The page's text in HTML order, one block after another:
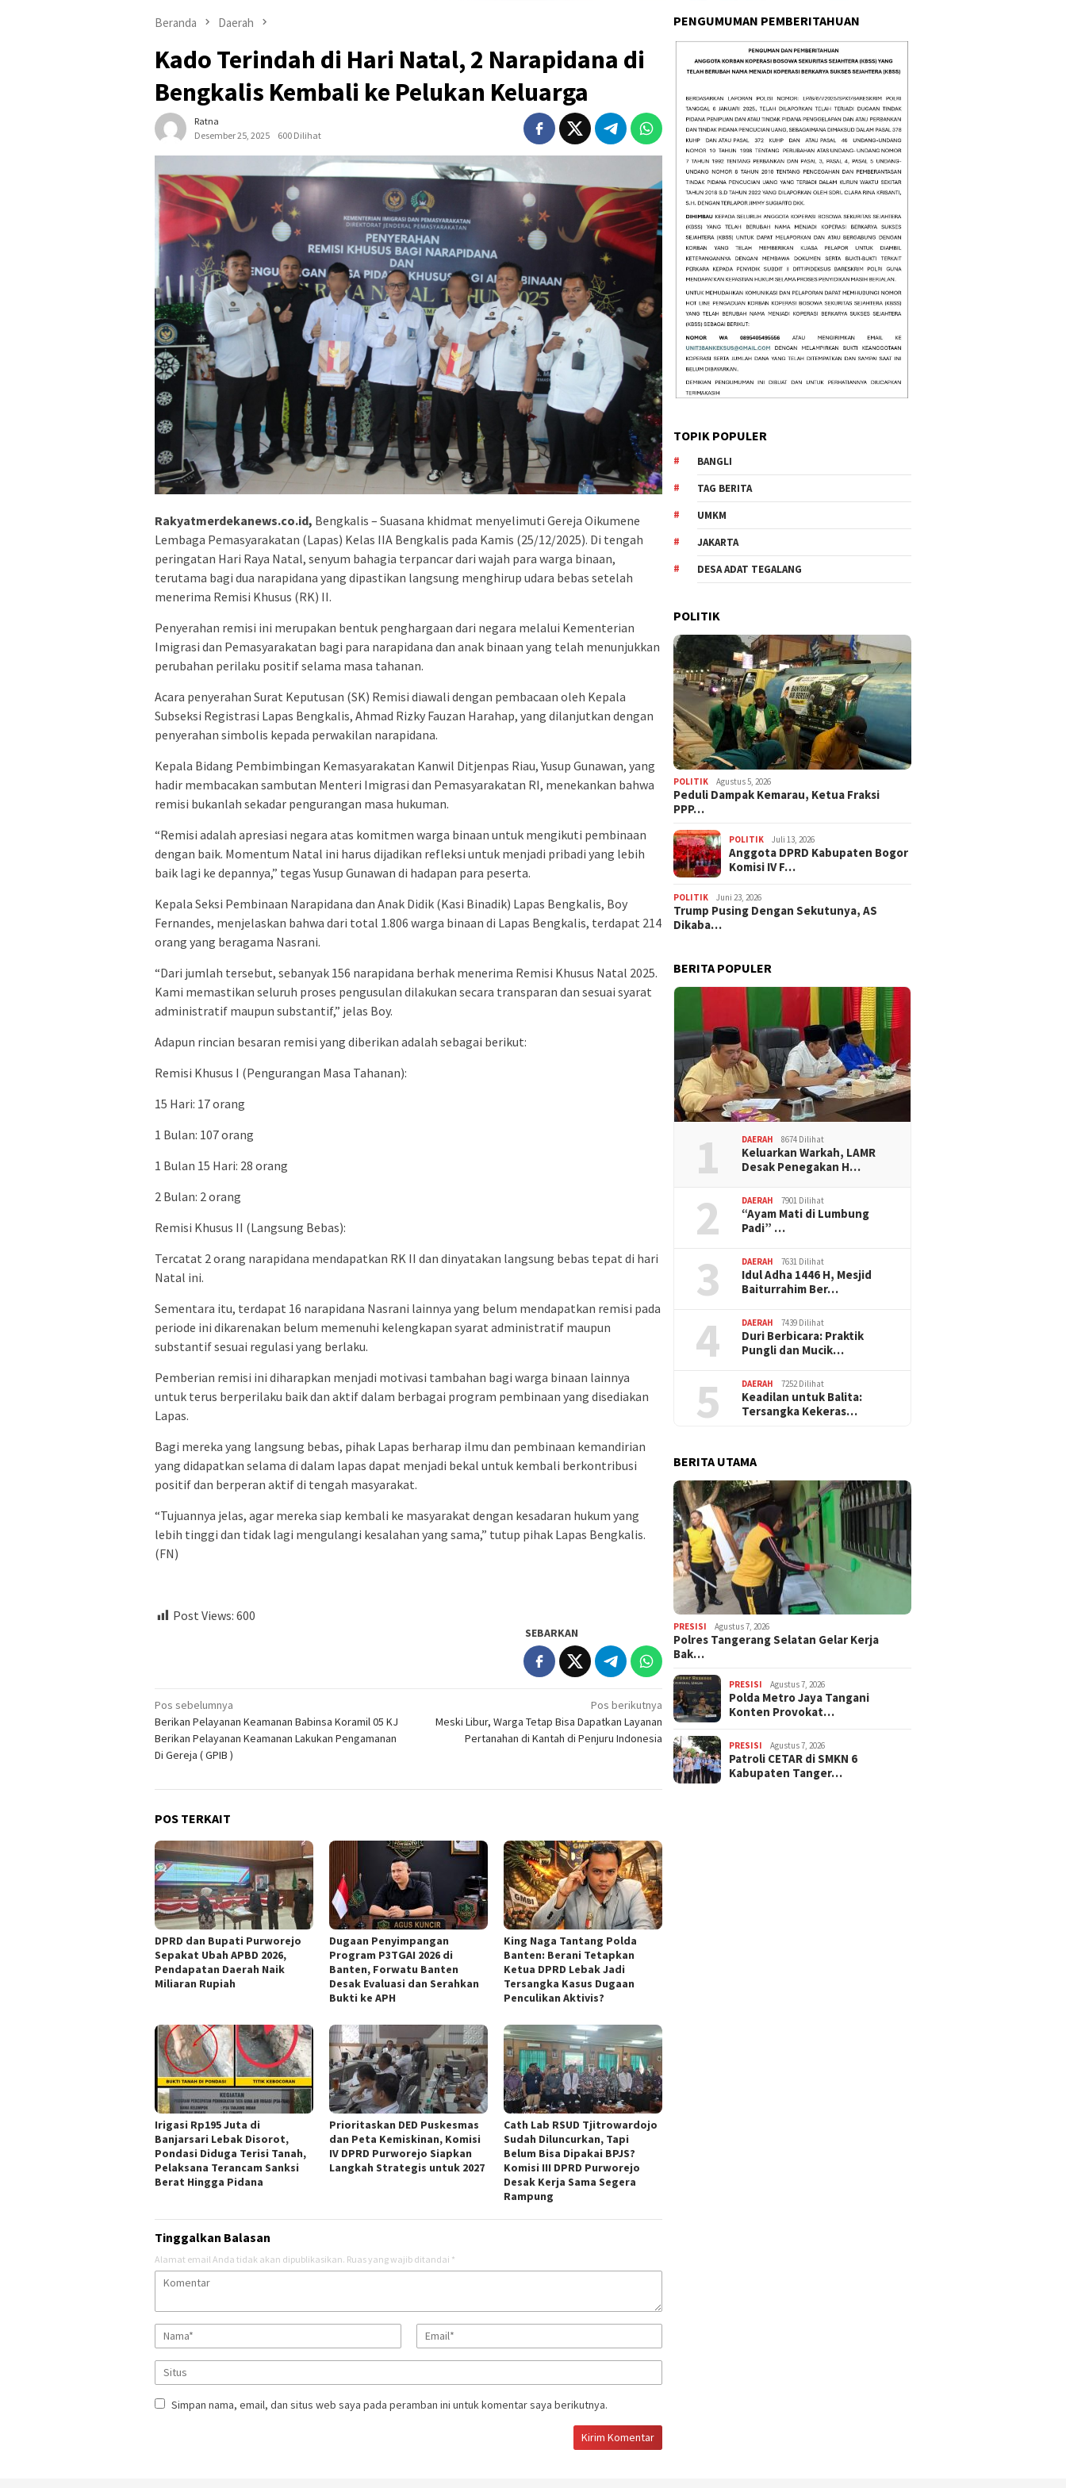
Beranda Daerah
Kado Terindah di Hari Natal, 2 Narapidana di
Bengkalis Kembali ke Pelukan Keluarga
Ratna
Desember 25, 2025
600 Dilihat
Rakyatmerdekanews.co.id, Bengkalis – Suasana khidmat menyelimuti Gereja Oikumene
Lembaga Pemasyarakatan (Lapas) Kelas IIA Bengkalis pada Kamis (25/12/2025). Di tengah
peringatan Hari Raya Natal, senyum bahagia terpancar dari wajah para warga binaan,
terutama bagi dua narapidana yang dipastikan langsung menghirup udara bebas setelah
menerima Remisi Khusus (RK) II.
Penyerahan remisi ini merupakan bentuk penghargaan dari negara melalui Kementerian
Imigrasi dan Pemasyarakatan bagi para narapidana dan anak binaan yang telah menunjukkan
perubahan perilaku positif selama masa tahanan.
Acara penyerahan Surat Keputusan (SK) Remisi diawali dengan pembacaan oleh Kepala
Subseksi Registrasi Lapas Bengkalis, Ahmad Rizky Fauzan Harahap, yang dilanjutkan dengan
penyerahan simbolis kepada perwakilan narapidana.
Kepala Bidang Pembimbingan Kemasyarakatan Kanwil Ditjenpas Riau, Yusup Gunawan, yang
hadir membacakan sambutan Menteri Imigrasi dan Pemasyarakatan RI, menekankan bahwa
remisi bukanlah sekadar pengurangan masa hukuman.
“Remisi adalah apresiasi negara atas komitmen warga binaan untuk mengikuti pembinaan
dengan baik. Momentum Natal ini harus dijadikan refleksi untuk menjadi pribadi yang lebih
baik lagi ke depannya,” tegas Yusup Gunawan di hadapan para peserta.
Kepala Seksi Pembinaan Narapidana dan Anak Didik (Kasi Binadik) Lapas Bengkalis, Boy
Fernandes, menjelaskan bahwa dari total 1.806 warga binaan di Lapas Bengkalis, terdapat 214
orang yang beragama Nasrani.
“Dari jumlah tersebut, sebanyak 156 narapidana berhak menerima Remisi Khusus Natal 2025.
Kami memastikan seluruh proses pengusulan dilakukan secara transparan dan sesuai syarat
administratif maupun substantif,” jelas Boy.
Adapun rincian besaran remisi yang diberikan adalah sebagai berikut:
Remisi Khusus I (Pengurangan Masa Tahanan):
15 Hari: 17 orang
1 Bulan: 107 orang
1 Bulan 15 Hari: 28 orang
2 Bulan: 2 orang
Remisi Khusus II (Langsung Bebas):
Tercatat 2 orang narapidana mendapatkan RK II dan dinyatakan langsung bebas tepat di hari
Natal ini.
Sementara itu, terdapat 16 narapidana Nasrani lainnya yang belum mendapatkan remisi pada
periode ini dikarenakan belum memenuhi kelengkapan syarat administratif maupun
substantif sesuai regulasi yang berlaku.
Pemberian remisi ini diharapkan menjadi motivasi tambahan bagi warga binaan lainnya
untuk terus berperilaku baik dan aktif dalam berbagai program pembinaan yang disediakan
Lapas.
Bagi mereka yang langsung bebas, pihak Lapas berharap ilmu dan pembinaan kemandirian
yang didapatkan selama di dalam lapas dapat menjadi bekal untuk kembali berkontribusi
positif dan berperan aktif di tengah masyarakat.
“Tujuannya jelas, agar mereka siap kembali ke masyarakat dengan kesadaran hukum yang
lebih tinggi dan tidak lagi mengulangi kesalahan yang sama,” tutup pihak Lapas Bengkalis.
(FN)
Post Views: 600
SEBARKAN
Navigasi
pos
Pos sebelumnya
Berikan Pelayanan Keamanan Babinsa Koramil 05 KJ
Berikan Pelayanan Keamanan Lakukan Pengamanan
Di Gereja ( GPIB )
Pos berikutnya
Meski Libur, Warga Tetap Bisa Dapatkan Layanan
Pertanahan di Kantah di Penjuru Indonesia
POS TERKAIT
DPRD dan Bupati Purworejo
Sepakat Ubah APBD 2026,
Pendapatan Daerah Naik
Miliaran Rupiah ‎
Dugaan Penyimpangan
Program P3TGAI 2026 di
Banten, Forwatu Banten
Desak Evaluasi dan Serahkan
Bukti ke APH
‎King Naga Tantang Polda
Banten: Berani Tetapkan
Ketua DPRD Lebak Jadi
Tersangka Kasus Dugaan
Penculikan Aktivis? ‎
Irigasi Rp195 Juta di
Banjarsari Lebak Disorot,
Pondasi Diduga Terisi Tanah,
Pelaksana Terancam Sanksi
Berat Hingga Pidana
‎Prioritaskan DED Puskesmas
dan Peta Kemiskinan, Komisi
IV DPRD Purworejo Siapkan
Langkah Strategis untuk 2027 ‎
‎Cath Lab RSUD Tjitrowardojo
Sudah Diluncurkan, Tapi
Belum Bisa Dipakai BPJS?
Komisi III DPRD Purworejo
Desak Kerja Sama Segera
Rampung
Tinggalkan Balasan
Alamat email Anda tidak akan dipublikasikan. Ruas yang wajib ditandai *
Simpan nama, email, dan situs web saya pada peramban ini untuk komentar saya berikutnya.
PENGUMUMAN PEMBERITAHUAN
TOPIK POPULER
BANGLI
TAG BERITA
UMKM
JAKARTA
DESA ADAT TEGALANG
POLITIK
POLITIK Agustus 5, 2026
‎Peduli Dampak Kemarau, Ketua Fraksi
PPP…
POLITIK Juli 13, 2026
Anggota DPRD Kabupaten Bogor
Komisi IV F…
POLITIK Juni 23, 2026
Trump Pusing Dengan Sekutunya, AS
Dikaba…
BERITA POPULER
1 DAERAH 8674 Dilihat
Keluarkan Warkah, LAMR
Desak Penegakan H…
2 DAERAH 7901 Dilihat
“Ayam Mati di Lumbung
Padi” …
3 DAERAH 7631 Dilihat
Idul Adha 1446 H, Mesjid
Baiturrahim Ber…
4 DAERAH 7439 Dilihat
Duri Berbicara: Praktik
Pungli dan Mucik…
5 DAERAH 7252 Dilihat
Keadilan untuk Balita:
Tersangka Kekeras…
BERITA UTAMA
PRESISI Agustus 7, 2026
Polres Tangerang Selatan Gelar Kerja
Bak…
PRESISI Agustus 7, 2026
Polda Metro Jaya Tangani
Konten Provokat…
PRESISI Agustus 7, 2026
Patroli CETAR di SMKN 6
Kabupaten Tanger…